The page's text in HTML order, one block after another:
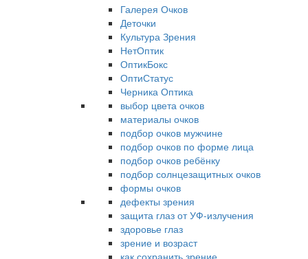
Галерея Очков
Деточки
Культура Зрения
НетОптик
ОптикБокс
ОптиСтатус
Черника Оптика
выбор цвета очков
материалы очков
подбор очков мужчине
подбор очков по форме лица
подбор очков ребёнку
подбор солнцезащитных очков
формы очков
дефекты зрения
защита глаз от УФ-излучения
здоровье глаз
зрение и возраст